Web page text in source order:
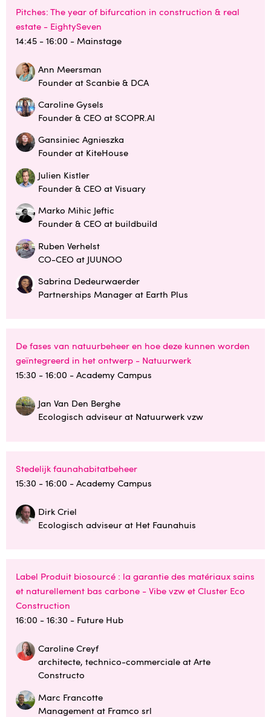
Pitches: The year of bifurcation in construction & real
estate - EightySeven
14:45 - 16:00 - Mainstage
Ann Meersman
Founder at Scanbie & DCA
Caroline Gysels
Founder & CEO at SCOPR.AI
Gansiniec Agnieszka
Founder at KiteHouse
Julien Kistler
Founder & CEO at Visuary
Marko Mihic Jeftic
Founder & CEO at buildbuild
Ruben Verhelst
CO-CEO at JUUNOO
Sabrina Dedeurwaerder
Partnerships Manager at Earth Plus
De fases van natuurbeheer en hoe deze kunnen worden
geïntegreerd in het ontwerp - Natuurwerk
15:30 - 16:00 - Academy Campus
Jan Van Den Berghe
Ecologisch adviseur at Natuurwerk vzw
Stedelijk faunahabitatbeheer
15:30 - 16:00 - Academy Campus
Dirk Criel
Ecologisch adviseur at Het Faunahuis
Label Produit biosourcé : la garantie des matériaux sains
et naturellement bas carbone - Vibe vzw et Cluster Eco
Construction
16:00 - 16:30 - Future Hub
Caroline Creyf
architecte, technico-commerciale at Arte
Constructo
Marc Francotte
Management at Framco srl